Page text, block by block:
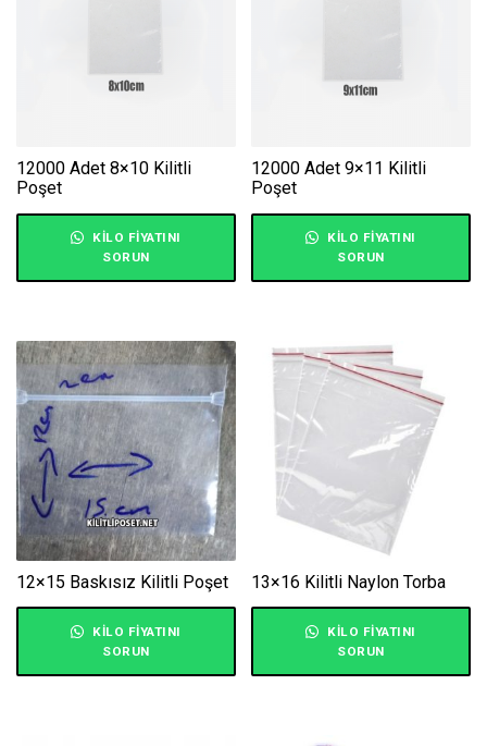
12000 Adet 8×10 Kilitli
Poşet
KILO FIYATINI
SORUN
12000 Adet 9×11 Kilitli
Poşet
KILO FIYATINI
SORUN
12×15 Baskısız Kilitli Poşet
KILO FIYATINI
SORUN
13×16 Kilitli Naylon Torba
KILO FIYATINI
SORUN